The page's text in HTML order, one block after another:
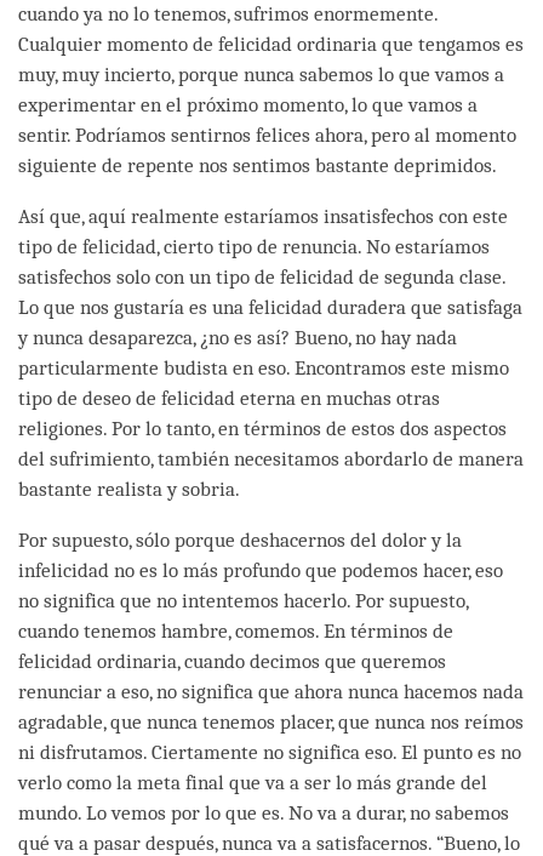
cuando ya no lo tenemos, sufrimos enormemente.
Cualquier momento de felicidad ordinaria que tengamos es
muy, muy incierto, porque nunca sabemos lo que vamos a
experimentar en el próximo momento, lo que vamos a
sentir. Podríamos sentirnos felices ahora, pero al momento
siguiente de repente nos sentimos bastante deprimidos.
Así que, aquí realmente estaríamos insatisfechos con este
tipo de felicidad, cierto tipo de renuncia. No estaríamos
satisfechos solo con un tipo de felicidad de segunda clase.
Lo que nos gustaría es una felicidad duradera que satisfaga
y nunca desaparezca, ¿no es así? Bueno, no hay nada
particularmente budista en eso. Encontramos este mismo
tipo de deseo de felicidad eterna en muchas otras
religiones. Por lo tanto, en términos de estos dos aspectos
del sufrimiento, también necesitamos abordarlo de manera
bastante realista y sobria.
Por supuesto, sólo porque deshacernos del dolor y la
infelicidad no es lo más profundo que podemos hacer, eso
no significa que no intentemos hacerlo. Por supuesto,
cuando tenemos hambre, comemos. En términos de
felicidad ordinaria, cuando decimos que queremos
renunciar a eso, no significa que ahora nunca hacemos nada
agradable, que nunca tenemos placer, que nunca nos reímos
ni disfrutamos. Ciertamente no significa eso. El punto es no
verlo como la meta final que va a ser lo más grande del
mundo. Lo vemos por lo que es. No va a durar, no sabemos
qué va a pasar después, nunca va a satisfacernos. “Bueno, lo